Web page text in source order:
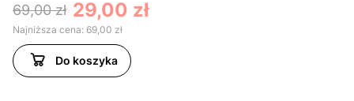
69,00 zł 29,00 zł
Najniższa cena: 69,00 zł
Do koszyka